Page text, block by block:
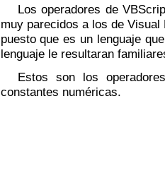
Los operadores de
muy parecidos a los de Visual
puesto que es un lenguaje
lenguaje le resultaran
Estos son los
constantes numéricas.